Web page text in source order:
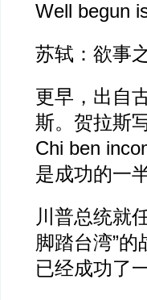
Well begun
苏轼：欲事
更早，出自
斯。贺拉斯
Chi ben
是成功的一半
川普总统就
脚踏台湾”
已经成功了